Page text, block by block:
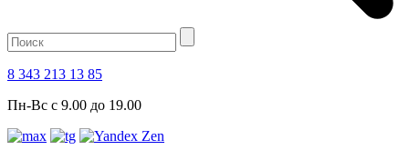
8 343 213 13 85
Пн-Вс с 9.00 до 19.00